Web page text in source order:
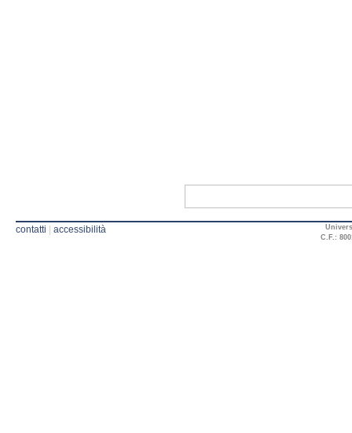
contatti | accessibilità
C.F.: